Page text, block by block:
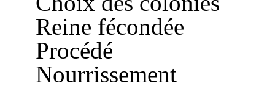
Reine fécondée
Procédé
Nourrissement